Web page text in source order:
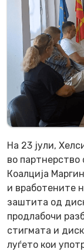
На 23 јули,
во
Коалција
и вработените
заштита од
продлабочи
стигмата и
луѓето кои